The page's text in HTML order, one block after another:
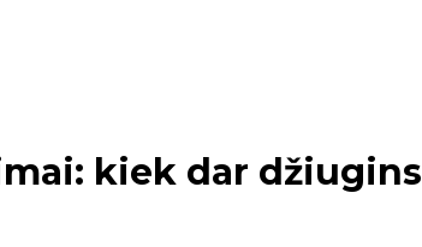
kiek dar džiugins